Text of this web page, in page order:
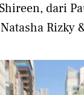
dari
Rizky